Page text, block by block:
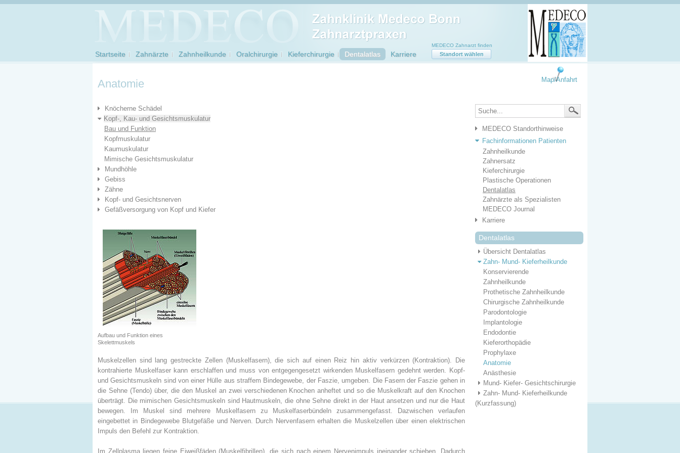
Startseite Zahnärzte Zahnheilkunde Oralchirurgie Kieferchirurgie Dentalatlas Karriere
MEDECO Zahnarzt finden
Standort wählen
Anatomie
Knöcherne Schädel
Kopf-, Kau- und Gesichtsmuskulatur
Bau und Funktion
Kopfmuskulatur
Kaumuskulatur
Mimische Gesichtsmuskulatur
Mundhöhle
Gebiss
Zähne
Kopf- und Gesichtsnerven
Gefäßversorgung von Kopf und Kiefer
Aufbau und Funktion eines
Skelettmuskels
Muskelzellen sind lang gestreckte Zellen (Muskelfasern), die sich auf einen Reiz hin aktiv verkürzen (Kontraktion). Die
kontrahierte Muskelfaser kann erschlaffen und muss von entgegengesetzt wirkenden Muskelfasern gedehnt werden. Kopf-
und Gesichtsmuskeln sind von einer Hülle aus straffem Bindegewebe, der Faszie, umgeben. Die Fasern der Faszie gehen in
die Sehne (Tendo) über, die den Muskel an zwei verschiedenen Knochen anheftet und so die Muskelkraft auf den Knochen
überträgt. Die mimischen Gesichtsmuskeln sind Hautmuskeln, die ohne Sehne direkt in der Haut ansetzen und nur die Haut
bewegen. Im Muskel sind mehrere Muskelfasern zu Muskelfaserbündeln zusammengefasst. Dazwischen verlaufen
eingebettet in Bindegewebe Blutgefäße und Nerven. Durch Nervenfasern erhalten die Muskelzellen über einen elektrischen
Impuls den Befehl zur Kontraktion.
Im Zellplasma liegen feine Eiweißfäden (Muskelfibrillen), die sich nach einem Nervenimpuls ineinander schieben. Dadurch
Map/Anfahrt
MEDECO Standorthinweise
Fachinformationen Patienten
Zahnheilkunde
Zahnersatz
Kieferchirurgie
Plastische Operationen
Dentalatlas
Zahnärzte als Spezialisten
MEDECO Journal
Karriere
Dentalatlas
Übersicht Dentalatlas
Zahn- Mund- Kieferheilkunde
Konservierende
Zahnheilkunde
Prothetische Zahnheilkunde
Chirurgische Zahnheilkunde
Parodontologie
Implantologie
Endodontie
Kieferorthopädie
Prophylaxe
Anatomie
Anästhesie
Mund- Kiefer- Gesichtschirurgie
Zahn- Mund- Kieferheilkunde
(Kurzfassung)